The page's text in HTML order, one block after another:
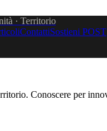
· Territorio
ContattiSostieni POST
Conoscere per